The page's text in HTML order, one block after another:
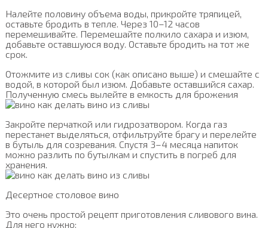
Налейте половину объема воды, прикройте тряпицей,
оставьте бродить в тепле. Через 10–12 часов
перемешивайте. Перемешайте полкило сахара и изюм,
добавьте оставшуюся воду. Оставьте бродить на тот же
срок.
Отожмите из сливы сок (как описано выше) и смешайте с
водой, в которой был изюм. Добавьте оставшийся сахар.
Полученную смесь вылейте в емкость для брожения
Закройте перчаткой или гидрозатвором. Когда газ
перестанет выделяться, отфильтруйте брагу и перелейте
в бутыль для созревания. Спустя 3–4 месяца напиток
можно разлить по бутылкам и спустить в погреб для
хранения.
Десертное столовое вино
Это очень простой рецепт приготовления сливового вина.
Для него нужно: